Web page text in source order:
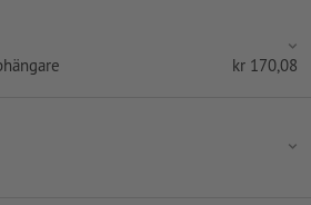
kr 170,08